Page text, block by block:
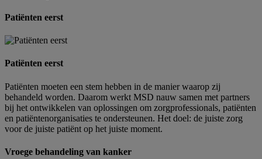
Patiënten eerst
Patiënten eerst
Patiënten moeten een stem hebben in de manier waarop zij
behandeld worden. Daarom werkt MSD nauw samen met partners
bij het ontwikkelen van oplossingen om zorgprofessionals, patiënten
en patiëntenorganisaties te ondersteunen. Het doel: de juiste zorg
voor de juiste patiënt op het juiste moment.
Vroege behandeling van kanker